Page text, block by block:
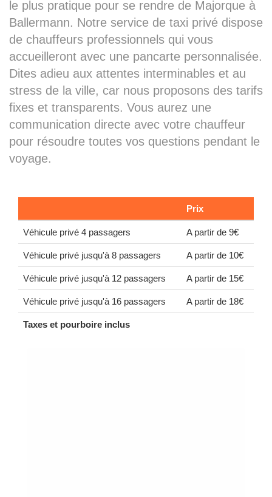
le plus pratique pour se rendre de Majorque à
Ballermann. Notre service de taxi privé dispose
de chauffeurs professionnels qui vous
accueilleront avec une pancarte personnalisée.
Dites adieu aux attentes interminables et au
stress de la ville, car nous proposons des tarifs
fixes et transparents. Vous aurez une
communication directe avec votre chauffeur
pour résoudre toutes vos questions pendant le
voyage.
Prix
Véhicule privé 4 passagers A partir de 9€
Véhicule privé jusqu'à 8 passagers A partir de 10€
Véhicule privé jusqu'à 12 passagers A partir de 15€
Véhicule privé jusqu'à 16 passagers A partir de 18€
Taxes et pourboire inclus